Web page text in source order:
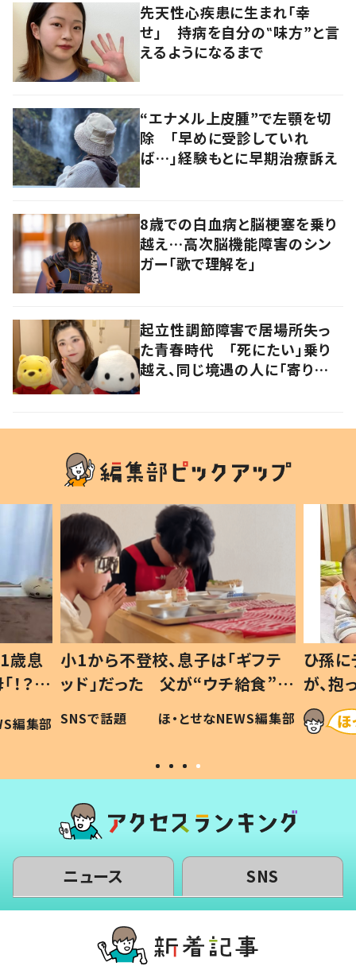
先天性心疾患に生まれ「幸
せ」 持病を自分の‟味方”と言
えるようになるまで
“エナメル上皮腫”で左顎を切
除 「早めに受診していれ
ば…」経験もとに早期治療訴え
8歳での白血病と脳梗塞を乗り
越え…高次脳機能障害のシン
ガー「歌で理解を」
起立性調節障害で居場所失っ
た青春時代 「死にたい」乗り
越え、同じ境遇の人に「寄り添
歳息
？」
編集部
小1から不登校、息子は「ギフテ
ッド」だった 父が“ウチ給食”を
作り続ける理由とは #令和の親
#令和の子
SNSで話題 ほ・とせなNEWS編集部
ひ孫
が、
「涙が
い」
ニュース SNS